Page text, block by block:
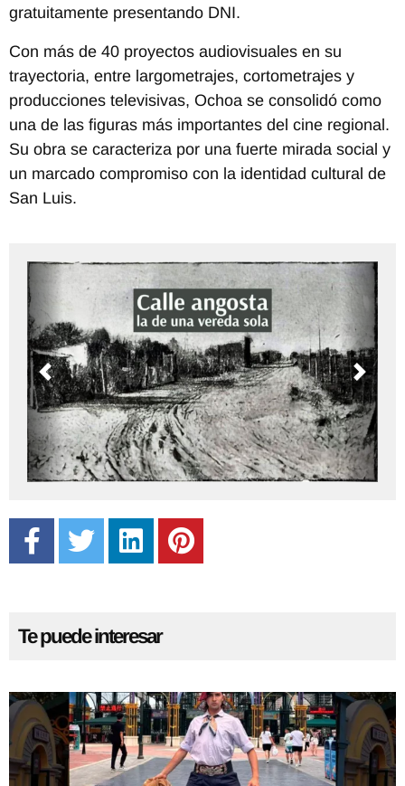
gratuitamente presentando DNI.
Con más de 40 proyectos audiovisuales en su
trayectoria, entre largometrajes, cortometrajes y
producciones televisivas, Ochoa se consolidó como
una de las figuras más importantes del cine regional.
Su obra se caracteriza por una fuerte mirada social y
un marcado compromiso con la identidad cultural de
San Luis.
Previous Next
Te puede interesar